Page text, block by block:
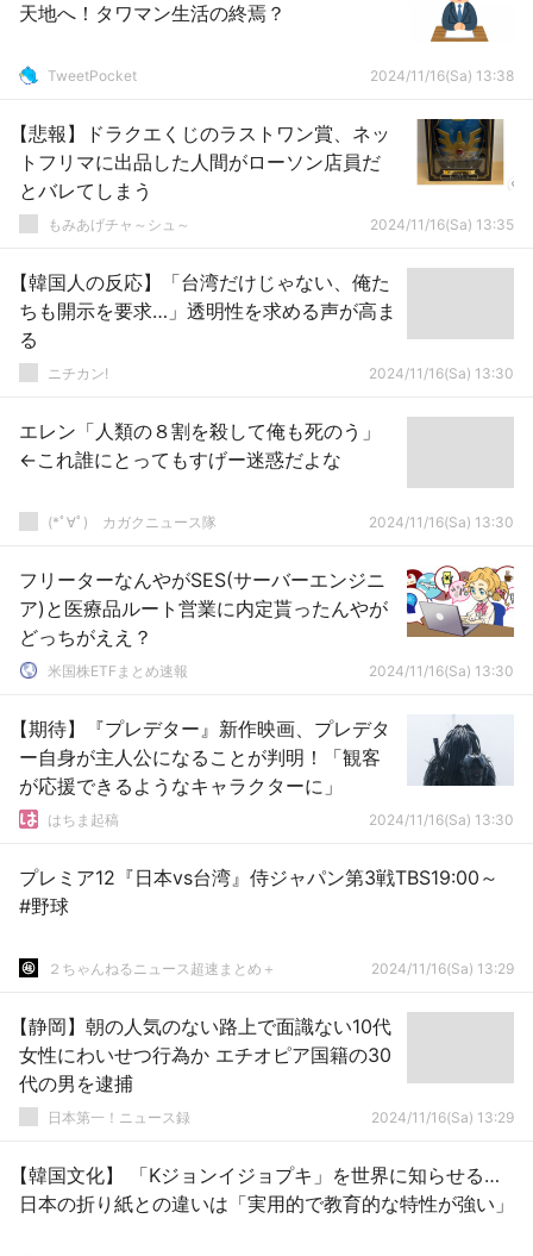
天地へ！タワマン生活の終焉？
TweetPocket 2024/11/16(Sa) 13:38
【悲報】ドラクエくじのラストワン賞、ネッ
トフリマに出品した人間がローソン店員だ
とバレてしまう
もみあげチャ～シュ～ 2024/11/16(Sa) 13:35
【韓国人の反応】「台湾だけじゃない、俺た
ちも開示を要求…」透明性を求める声が高ま
る
ニチカン! 2024/11/16(Sa) 13:30
エレン「人類の８割を殺して俺も死のう」
←これ誰にとってもすげー迷惑だよな
(*ﾟ∀ﾟ)ゞカガクニュース隊 2024/11/16(Sa) 13:30
フリーターなんやがSES(サーバーエンジニ
ア)と医療品ルート営業に内定貰ったんやが
どっちがええ？
米国株ETFまとめ速報 2024/11/16(Sa) 13:30
【期待】『プレデター』新作映画、プレデタ
ー自身が主人公になることが判明！「観客
が応援できるようなキャラクターに」
はちま起稿 2024/11/16(Sa) 13:30
プレミア12『日本vs台湾』侍ジャパン第3戦TBS19:00～
#野球
２ちゃんねるニュース超速まとめ＋ 2024/11/16(Sa) 13:29
【静岡】朝の人気のない路上で面識ない10代
女性にわいせつ行為か エチオピア国籍の30
代の男を逮捕
日本第一！ニュース録 2024/11/16(Sa) 13:29
【韓国文化】 「Kジョンイジョプキ」を世界に知らせる…
日本の折り紙との違いは「実用的で教育的な特性が強い」